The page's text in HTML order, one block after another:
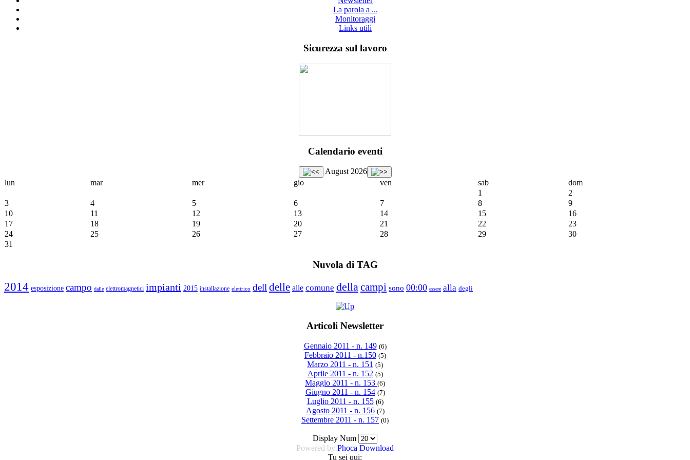
La parola a ...
Monitoraggi
Links utili
Sicurezza sul lavoro
Calendario eventi
August 2026
lun
mar mer gio ven sab
dom
1
2
3
4 5 6 7 8
9
10
11 12 13 14 15
16
17
18 19 20 21 22
23
24
25 26 27 28 29
30
31
Nuvola di TAG
2014 esposizione campo dalle elettromagnetici impianti 2015 installazione elettrico dell delle alle comune della campi sono 00:00 essere alla degli
Articoli Newsletter
Gennaio 2011 - n. 149 (6)
Febbraio 2011 - n.150 (5)
Marzo 2011 - n. 151 (5)
Aprile 2011 - n. 152 (5)
Maggio 2011 - n. 153 (6)
Giugno 2011 - n. 154 (7)
Luglio 2011 - n. 155 (6)
Agosto 2011 - n. 156 (7)
Settembre 2011 - n. 157 (0)
Display Num
Powered by Phoca Download
Tu sei qui: